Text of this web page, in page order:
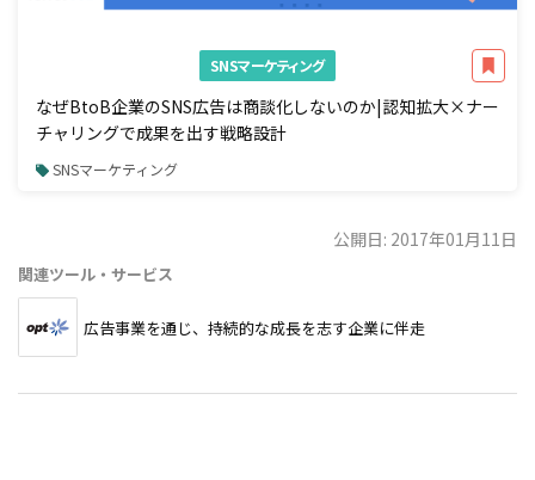
SNSマーケティング
なぜBtoB企業のSNS広告は商談化しないのか|認知拡大×ナー
チャリングで成果を出す戦略設計
SNSマーケティング
公開日: 2017年01月11日
関連ツール・サービス
広告事業を通じ、持続的な成長を志す企業に伴走